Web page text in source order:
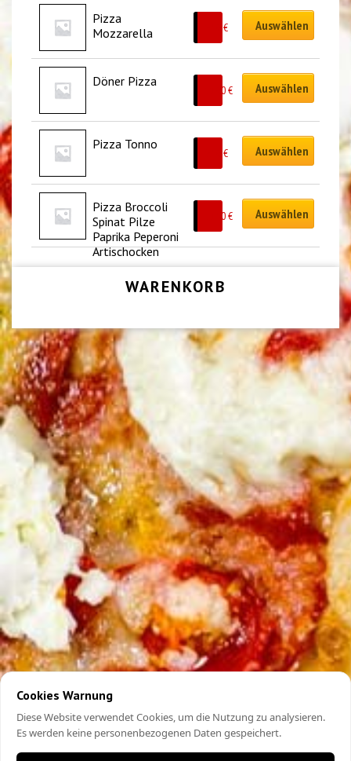
Pizza
Mozzarella
9.50€ Auswählen
Döner Pizza
11.00€ Auswählen
Pizza Tonno
9.50€ Auswählen
Pizza Broccoli
Spinat Pilze
Paprika Peperoni
Artischocken
11.50€ Auswählen
WARENKORB
Cookies Warnung
Diese Website verwendet Cookies, um die Nutzung zu analysieren.
Es werden keine personenbezogenen Daten gespeichert.